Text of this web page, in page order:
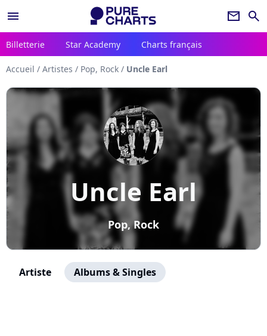
menu newsletter search
Billetterie Star Academy Charts français
Accueil / Artistes / Pop, Rock / Uncle Earl
Uncle Earl
Pop, Rock
Artiste Albums & Singles